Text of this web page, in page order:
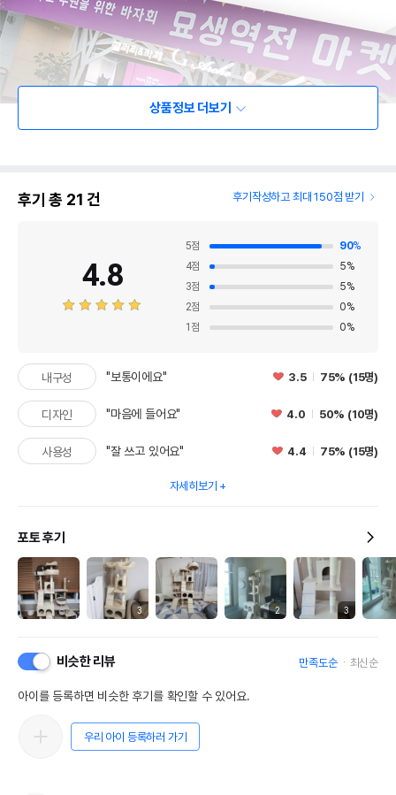
상품정보 더보기
후기 총 21 건 후기작성하고 최대 150점 받기
4.8
5점 90%
4점 5%
3점 5%
2점 0%
1 점 0%
내구성 "보통이에요" 3.5 75% (15명)
디자인 "마음에 들어요" 4.0 50% (10명)
사용성 "잘 쓰고 있어요" 4.4 75% (15명)
자세히보기
포토 후기
3 2 3
비슷한 리뷰 만족도순 최신순
아이를 등록하면 비슷한 후기를 확인할 수 있어요.
우리 아이 등록하러 가기